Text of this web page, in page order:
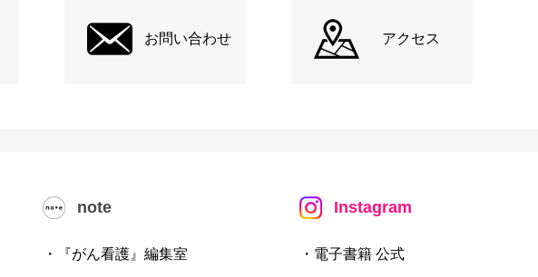
お問い合わせ アクセス
note
・『がん看護』編集室
Instagram
・電子書籍 公式